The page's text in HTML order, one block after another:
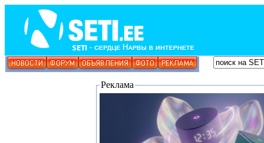
Реклама